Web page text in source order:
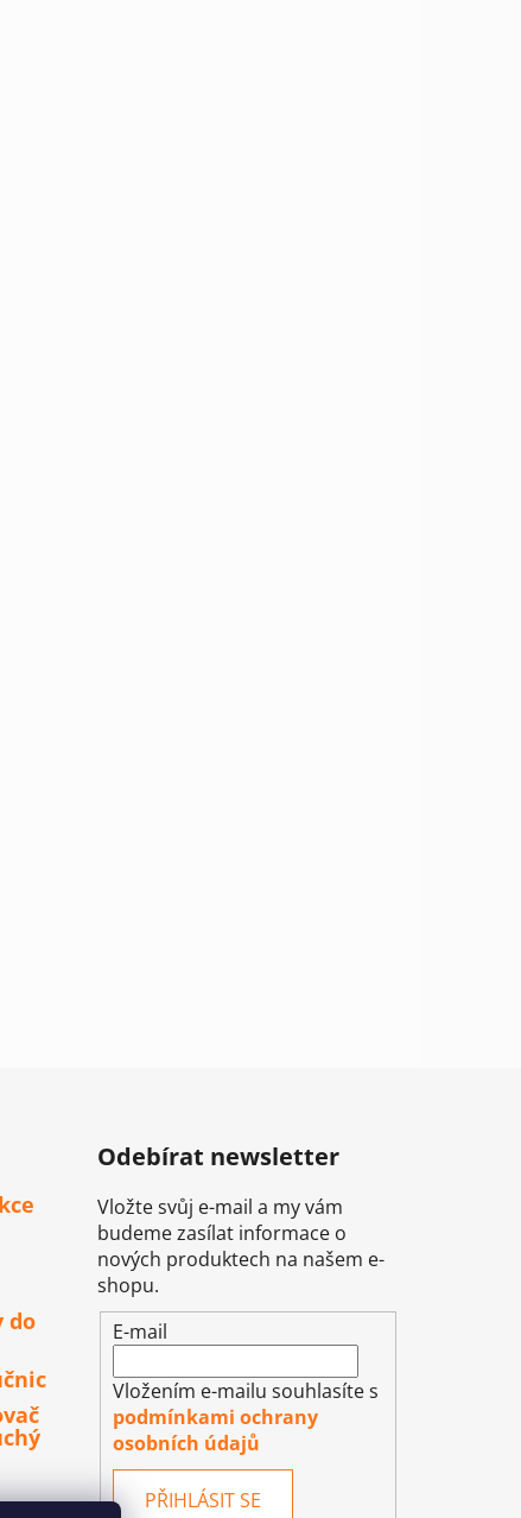
do
Odebírat newsletter
Vložte svůj e-mail a my vám
budeme zasílat informace o
nových produktech na našem e-
shopu.
E-mail
Vložením e-mailu souhlasíte s
podmínkami ochrany
osobních údajů
PŘIHLÁSIT SE